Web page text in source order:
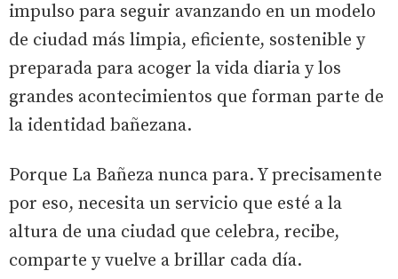
impulso para seguir avanzando en un modelo
de ciudad más limpia, eficiente, sostenible y
preparada para acoger la vida diaria y los
grandes acontecimientos que forman parte de
la identidad bañezana.
Porque La Bañeza nunca para. Y precisamente
por eso, necesita un servicio que esté a la
altura de una ciudad que celebra, recibe,
comparte y vuelve a brillar cada día.